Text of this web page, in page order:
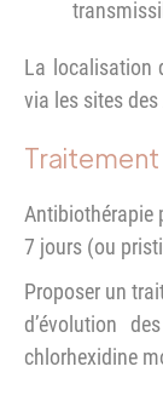
La localisation
via les sites
Antibiothérapie
7 jours (ou
Proposer un
d’évolution
chlorhexidine